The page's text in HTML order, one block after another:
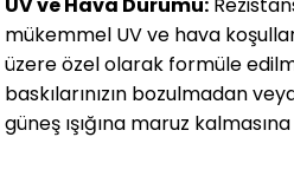
mükemmel UV ve hava
üzere özel olarak formüle
baskılarınızın bozulmadan
güneş ışığına maruz